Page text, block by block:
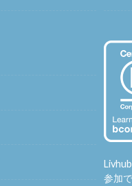
参加